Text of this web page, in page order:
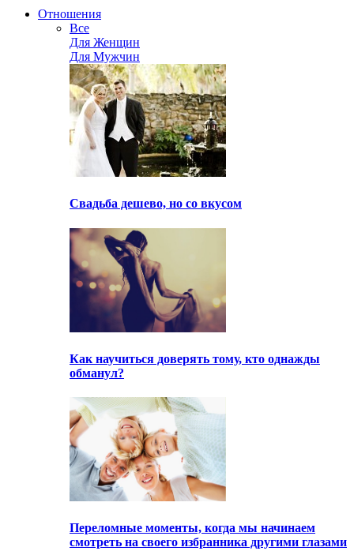
Отношения
Все
Для Женщин
Для Мужчин
Свадьба дешево, но со вкусом
Как научиться доверять тому, кто однажды
обманул?
Переломные моменты, когда мы начинаем
смотреть на своего избранника другими глазами